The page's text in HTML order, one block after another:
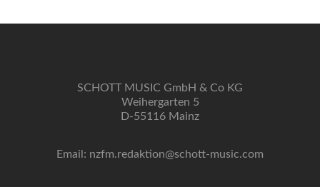
SCHOTT MUSIC GmbH & Co KG
Weihergarten 5
D-55116 Mainz
Email: nzfm.redaktion@schott-music.com